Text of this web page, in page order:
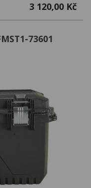
3 120,00 Kč
73601